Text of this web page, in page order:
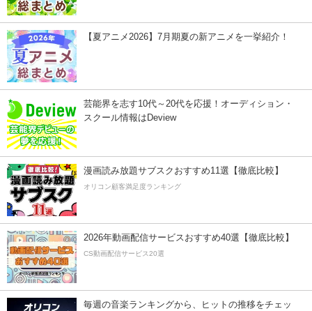
【夏アニメ2026】7月期夏の新アニメを一挙紹介！
芸能界を志す10代～20代を応援！オーディション・
スクール情報はDeview
漫画読み放題サブスクおすすめ11選【徹底比較】
オリコン顧客満足度ランキング
2026年動画配信サービスおすすめ40選【徹底比較】
CS動画配信サービス20選
毎週の音楽ランキングから、ヒットの推移をチェッ